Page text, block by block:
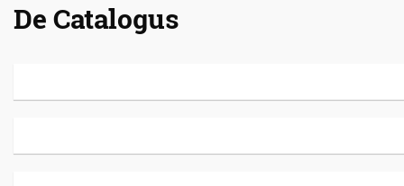
De Catalogus